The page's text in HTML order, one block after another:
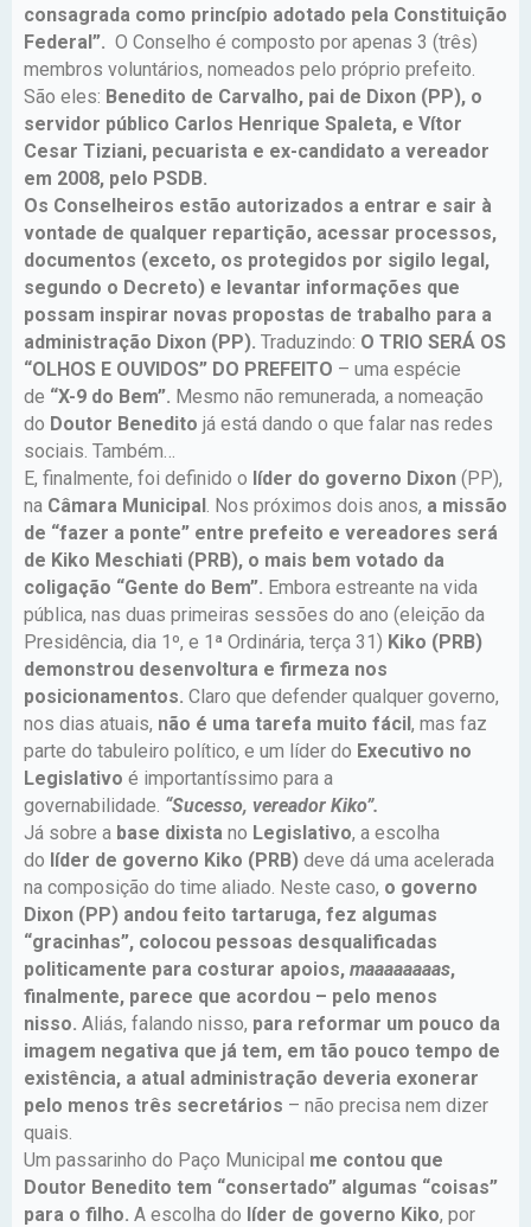
consagrada como princípio adotado pela Constituição
Federal”. O Conselho é composto por apenas 3 (três)
membros voluntários, nomeados pelo próprio prefeito.
São eles: Benedito de Carvalho, pai de Dixon (PP), o
servidor público Carlos Henrique Spaleta, e Vítor
Cesar Tiziani, pecuarista e ex-candidato a vereador
em 2008, pelo PSDB.
Os Conselheiros estão autorizados a entrar e sair à
vontade de qualquer repartição, acessar processos,
documentos (exceto, os protegidos por sigilo legal,
segundo o Decreto) e levantar informações que
possam inspirar novas propostas de trabalho para a
administração Dixon (PP). Traduzindo: O TRIO SERÁ OS
“OLHOS E OUVIDOS” DO PREFEITO – uma espécie
de “X-9 do Bem”. Mesmo não remunerada, a nomeação
do Doutor Benedito já está dando o que falar nas redes
sociais. Também…
E, finalmente, foi definido o líder do governo Dixon (PP),
na Câmara Municipal. Nos próximos dois anos, a missão
de “fazer a ponte” entre prefeito e vereadores será
de Kiko Meschiati (PRB), o mais bem votado da
coligação “Gente do Bem”. Embora estreante na vida
pública, nas duas primeiras sessões do ano (eleição da
Presidência, dia 1º, e 1ª Ordinária, terça 31) Kiko (PRB)
demonstrou desenvoltura e firmeza nos
posicionamentos. Claro que defender qualquer governo,
nos dias atuais, não é uma tarefa muito fácil, mas faz
parte do tabuleiro político, e um líder do Executivo no
Legislativo é importantíssimo para a
governabilidade. “Sucesso, vereador Kiko”.
Já sobre a base dixista no Legislativo, a escolha
do líder de governo Kiko (PRB) deve dá uma acelerada
na composição do time aliado. Neste caso, o governo
Dixon (PP) andou feito tartaruga, fez algumas
“gracinhas”, colocou pessoas desqualificadas
politicamente para costurar apoios, maaaaaaaas,
finalmente, parece que acordou – pelo menos
nisso. Aliás, falando nisso, para reformar um pouco da
imagem negativa que já tem, em tão pouco tempo de
existência, a atual administração deveria exonerar
pelo menos três secretários – não precisa nem dizer
quais.
Um passarinho do Paço Municipal me contou que
Doutor Benedito tem “consertado” algumas “coisas”
para o filho. A escolha do líder de governo Kiko, por